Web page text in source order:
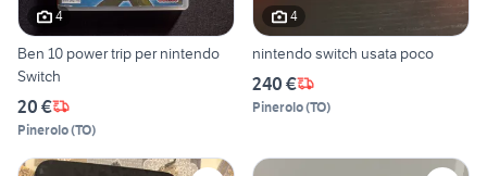
4
Ben 10 power trip per nintendo
Switch
20 €
Pinerolo(TO)
4
nintendo switch usata poco
240 €
Pinerolo(TO)